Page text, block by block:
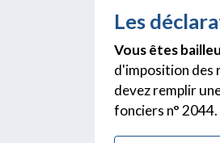
Les
Vous êtes
d'imposition des
devez remplir
fonciers n° 2044.